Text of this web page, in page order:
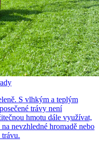
S vlhkým a teplým
trávy není
hmotu dále využívat,
nevzhledné hromadě nebo
trávu.